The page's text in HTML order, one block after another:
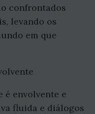
confrontados
levando os
em que
é envolvente e
fluida e diálogos